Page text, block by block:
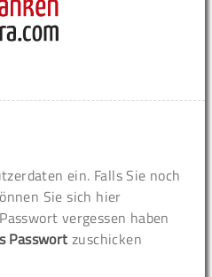
ein. Falls Sie noch
Sie sich hier
vergessen haben
Passwort zuschicken